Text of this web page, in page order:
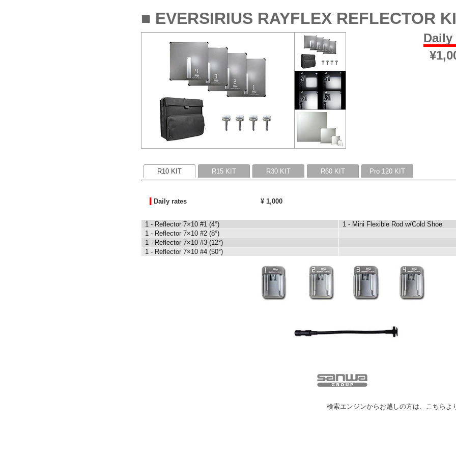
■ EVERSIRIUS RAYFLEX REFLECTOR
Daily
R10 KIT R15 KIT R30 KIT R60 KIT Pro 120 KIT
Daily rates ¥ 1,000
1 - Reflector 7×10 #1 (4°)
1 - Mini Flexible Rod w/Cold Shoe
1 - Reflector 7×10 #2 (8°)
1 - Reflector 7×10 #3 (12°)
1 - Reflector 7×10 #4 (50°)
検索エンジンからお越しの方は、こちらよ